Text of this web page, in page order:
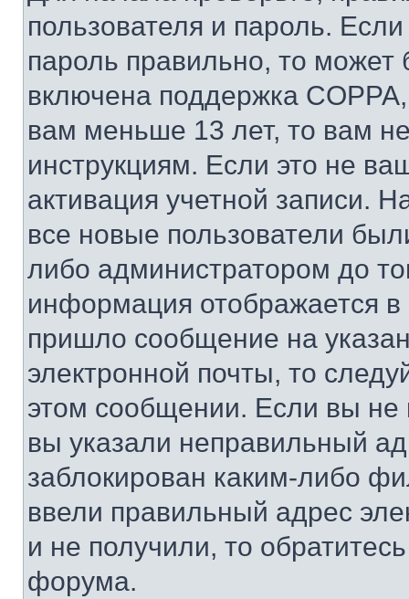
пользователя и пароль.
пароль правильно, то может
включена поддержка
вам меньше 13 лет, то вам
инструкциям. Если это не
активация учетной записи.
все новые пользователи
либо администратором до
информация отображается
пришло сообщение на
электронной почты, то
этом сообщении. Если вы
вы указали неправильный
заблокирован каким-либо
ввели правильный адрес
и не получили, то
форума.